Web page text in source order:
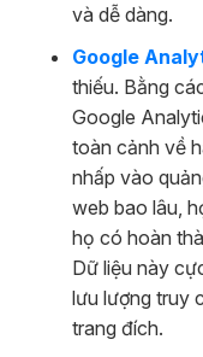
và dễ dàng.
Google
thiếu. Bằng
Google
toàn cảnh về
nhấp vào
web bao lâu,
họ có hoàn
Dữ liệu này
lưu lượng truy
trang đích.